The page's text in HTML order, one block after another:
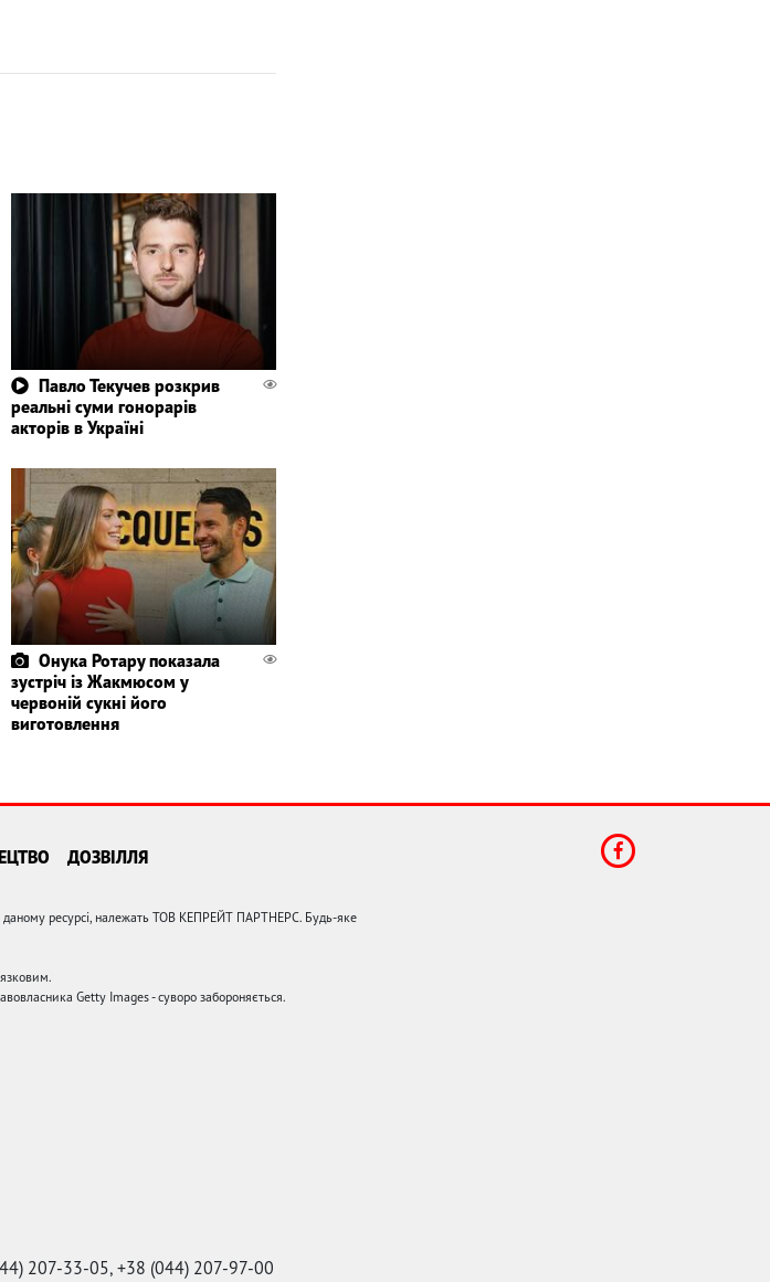
Павло Текучев розкрив
реальні суми гонорарів
акторів в Україні
Онука Ротару показала
зустріч із Жакмюсом у
червоній сукні його
виготовлення
ДОЗВІЛЛЯ
ресурсі, належать ТОВ КЕПРЕЙТ ПАРТНЕРС. Будь-яке
Getty Images - суворо забороняється.
207-33-05, +38 (044) 207-97-00